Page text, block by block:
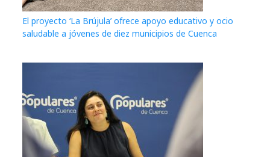
El proyecto ‘La Brújula’ ofrece apoyo educativo y ocio
saludable a jóvenes de diez municipios de Cuenca